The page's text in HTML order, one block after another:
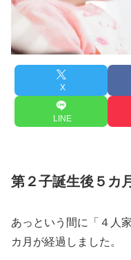
X
LINE
第２子誕生後５カ
あっという間に「４人
カ月が経過しました。